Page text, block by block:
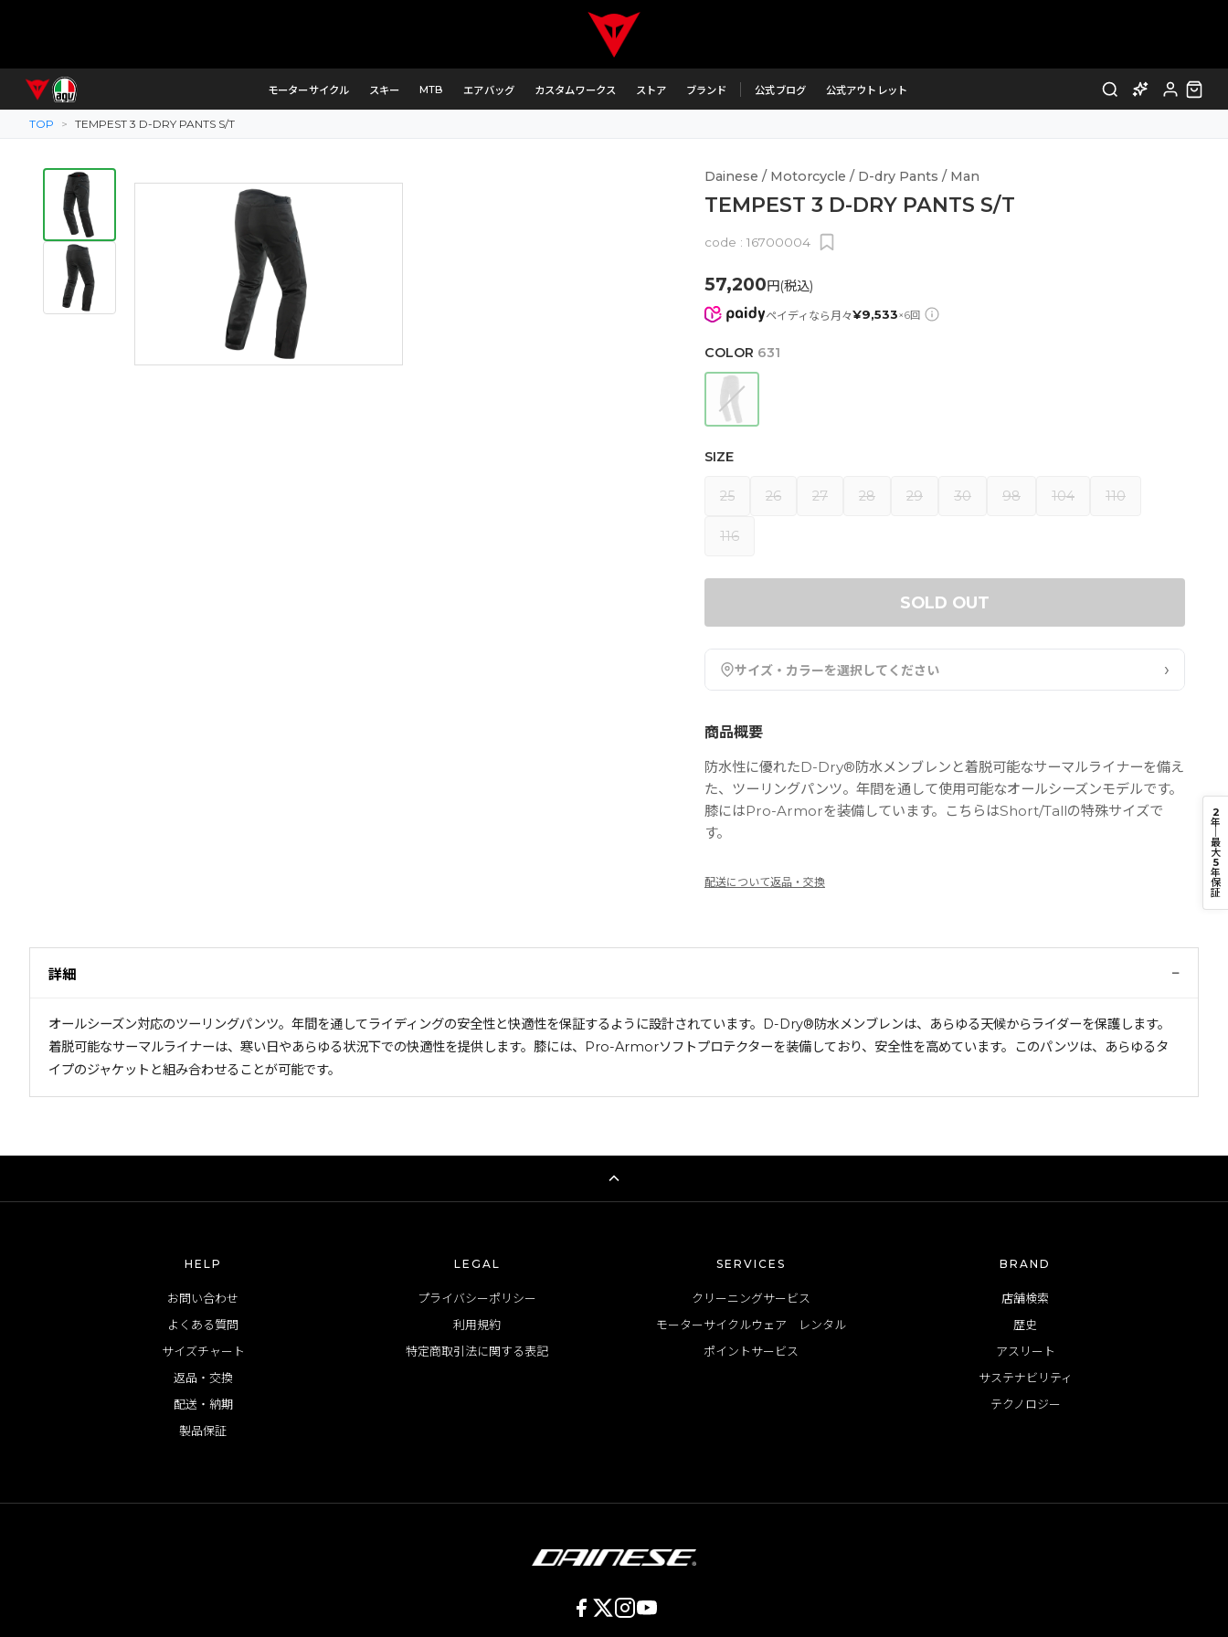
モーターサイクル スキー MTB エアバッグ カスタムワークス ストア ブランド 公式ブログ 公式アウトレット
TOP > TEMPEST 3 D-DRY PANTS S/T
Dainese / Motorcycle / D-dry Pants / Man
TEMPEST 3 D-DRY PANTS S/T
code : 16700004
57,200円(税込)
ペイディなら月々¥9,533×6回
COLOR 631
SIZE
25 26 27 28 29 30 98 104 110
116
SOLD OUT
サイズ・カラーを選択してください ›
商品概要
防水性に優れたD-Dry®防水メンブレンと着脱可能なサーマルライナーを備え
た、ツーリングパンツ。年間を通して使用可能なオールシーズンモデルです。
膝にはPro-Armorを装備しています。こちらはShort/Tallの特殊サイズで
す。
配送について返品・交換
詳細 −
オールシーズン対応のツーリングパンツ。年間を通してライディングの安全性と快適性を保証するように設計されています。D-Dry®防水メンブレンは、あらゆる天候からライダーを保護します。
着脱可能なサーマルライナーは、寒い日やあらゆる状況下での快適性を提供します。膝には、Pro-Armorソフトプロテクターを装備しており、安全性を高めています。このパンツは、あらゆるタ
イプのジャケットと組み合わせることが可能です。
2
年
最
大
5
年
保
証
HELP
お問い合わせ
よくある質問
サイズチャート
返品・交換
配送・納期
製品保証
LEGAL
プライバシーポリシー
利用規約
特定商取引法に関する表記
SERVICES
クリーニングサービス
モーターサイクルウェア レンタル
ポイントサービス
BRAND
店舗検索
歴史
アスリート
サステナビリティ
テクノロジー